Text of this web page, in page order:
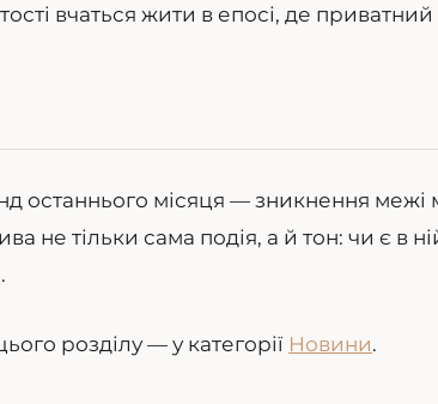
вчаться жити в епосі, де
останнього місяця — зникнення
не тільки сама подія, а й тон: чи є в
розділу — у категорії Новини.